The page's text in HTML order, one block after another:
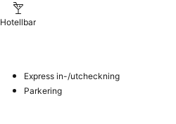
Hotellbar
Express in-/utcheckning
Parkering